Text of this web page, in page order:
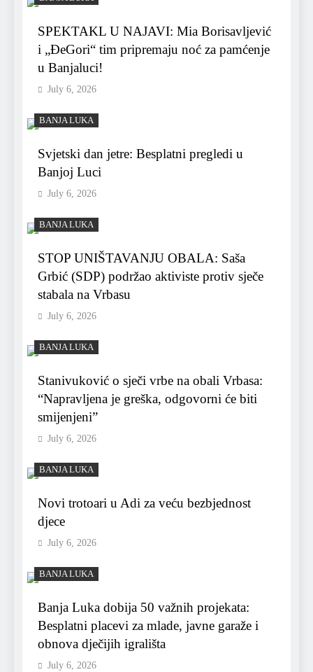
SPEKTAKL U NAJAVI: Mia Borisavljević
i „ĐeGori“ tim pripremaju noć za pamćenje
u Banjaluci!
July 6, 2026
BANJA LUKA
Svjetski dan jetre: Besplatni pregledi u
Banjoj Luci
July 6, 2026
BANJA LUKA
STOP UNIŠTAVANJU OBALA: Saša
Grbić (SDP) podržao aktiviste protiv sječe
stabala na Vrbasu
July 6, 2026
BANJA LUKA
Stanivuković o sječi vrbe na obali Vrbasa:
“Napravljena je greška, odgovorni će biti
smijenjeni”
July 6, 2026
BANJA LUKA
Novi trotoari u Adi za veću bezbjednost
djece
July 6, 2026
BANJA LUKA
Banja Luka dobija 50 važnih projekata:
Besplatni placevi za mlade, javne garaže i
obnova dječijih igrališta
July 6, 2026